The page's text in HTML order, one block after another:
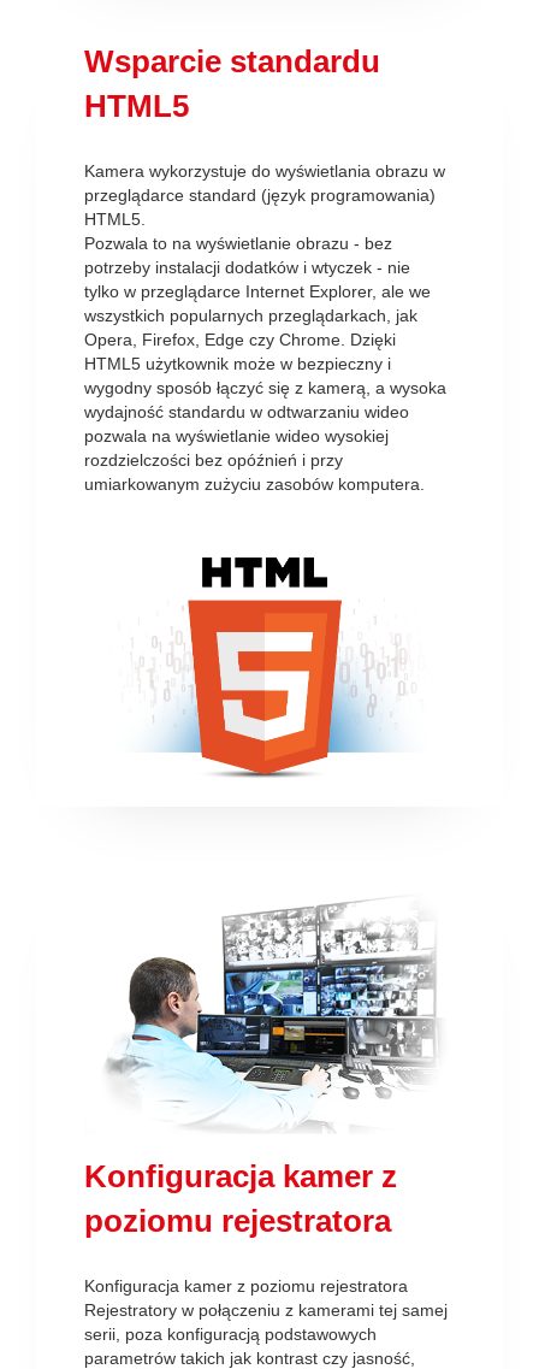
Wsparcie standardu
HTML5
Kamera wykorzystuje do wyświetlania obrazu w
przeglądarce standard (język programowania)
HTML5.
Pozwala to na wyświetlanie obrazu - bez
potrzeby instalacji dodatków i wtyczek - nie
tylko w przeglądarce Internet Explorer, ale we
wszystkich popularnych przeglądarkach, jak
Opera, Firefox, Edge czy Chrome. Dzięki
HTML5 użytkownik może w bezpieczny i
wygodny sposób łączyć się z kamerą, a wysoka
wydajność standardu w odtwarzaniu wideo
pozwala na wyświetlanie wideo wysokiej
rozdzielczości bez opóźnień i przy
umiarkowanym zużyciu zasobów komputera.
Konfiguracja kamer z
poziomu rejestratora
Konfiguracja kamer z poziomu rejestratora
Rejestratory w połączeniu z kamerami tej samej
serii, poza konfiguracją podstawowych
parametrów takich jak kontrast czy jasność,